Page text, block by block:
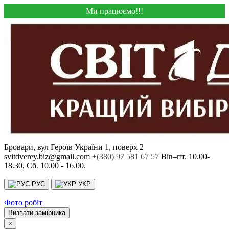
Ми працюємо!!!
Бровари, вул Героїв України 1, поверх 2
svitdverey.biz@gmail.com +(380) 97 581 67 57 Вів–пт. 10.00-
18.30, Сб. 10.00 - 16.00.
РУС УКР
Фото робіт
Визвати замірника
×